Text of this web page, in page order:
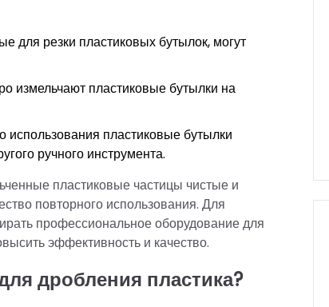
для резки пластиковых бутылок, могут
измельчают пластиковые бутылки на
пластиковые бутылки
ручного инструмента.
пластиковые частицы чистые и
повторного использования. Для
профессиональное оборудование для
эффективность и качество.
дробления пластика?